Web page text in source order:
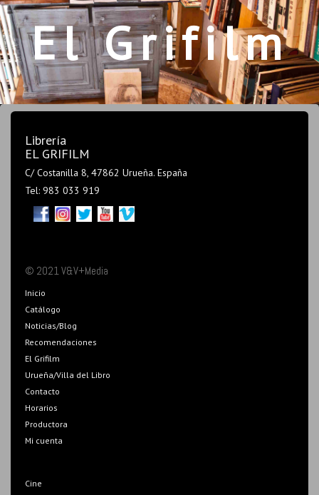
El Grifilm
Librería
EL GRIFILM
C/ Costanilla 8, 47862 Urueña. España
Tel: 983 033 919
© 2021 V&V+Media
Inicio
Catálogo
Noticias/Blog
Recomendaciones
El Grifilm
Urueña/Villa del Libro
Contacto
Horarios
Productora
Mi cuenta
Cine